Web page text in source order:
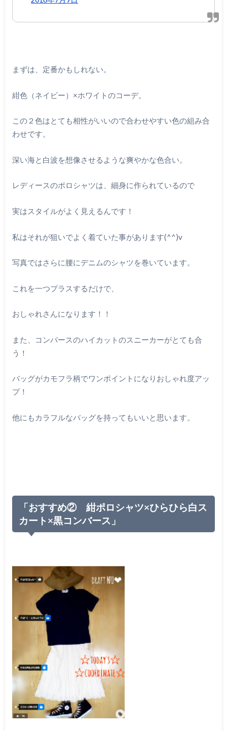
まずは、定番かもしれない。
紺色（ネイビー）×ホワイトのコーデ。
この２色はとても相性がいいので合わせやすい色の組み合
わせです。
深い海と白波を想像させるような爽やかな色合い。
レディースのポロシャツは、細身に作られているので
実はスタイルがよく見えるんです！
私はそれが狙いでよく着ていた事があります(^^)v
写真ではさらに腰にデニムのシャツを巻いています。
これを一つプラスするだけで、
おしゃれさんになります！！
また、コンバースのハイカットのスニーカーがとても合
う！
バッグがカモフラ柄でワンポイントになりおしゃれ度アッ
プ！
他にもカラフルなバッグを持ってもいいと思います。
「おすすめ② 紺ポロシャツ×ひらひら白ス
カート×黒コンバース」